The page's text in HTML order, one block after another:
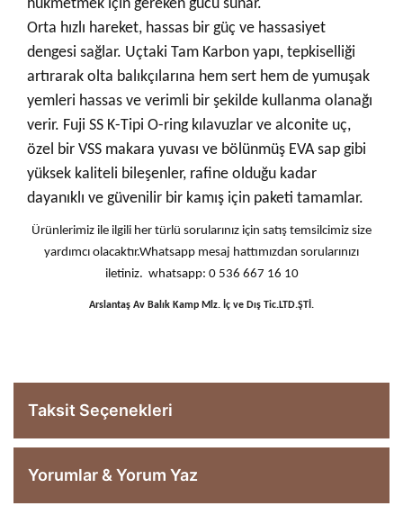
hükmetmek için gereken gücü sunar.
Orta hızlı hareket, hassas bir güç ve hassasiyet
dengesi sağlar. Uçtaki Tam Karbon yapı, tepkiselliği
artırarak olta balıkçılarına hem sert hem de yumuşak
yemleri hassas ve verimli bir şekilde kullanma olanağı
verir. Fuji SS K-Tipi O-ring kılavuzlar ve alconite uç,
özel bir VSS makara yuvası ve bölünmüş EVA sap gibi
yüksek kaliteli bileşenler, rafine olduğu kadar
dayanıklı ve güvenilir bir kamış için paketi tamamlar.
Ürünlerimiz ile ilgili her türlü sorularınız için satış temsilcimiz size
yardımcı olacaktır.Whatsapp mesaj hattımızdan sorularınızı
iletiniz. whatsapp: 0 536 667 16 10
Arslantaş Av Balık Kamp Mlz. İç ve Dış Tic.LTD.ŞTİ.
Taksit Seçenekleri
Yorumlar & Yorum Yaz